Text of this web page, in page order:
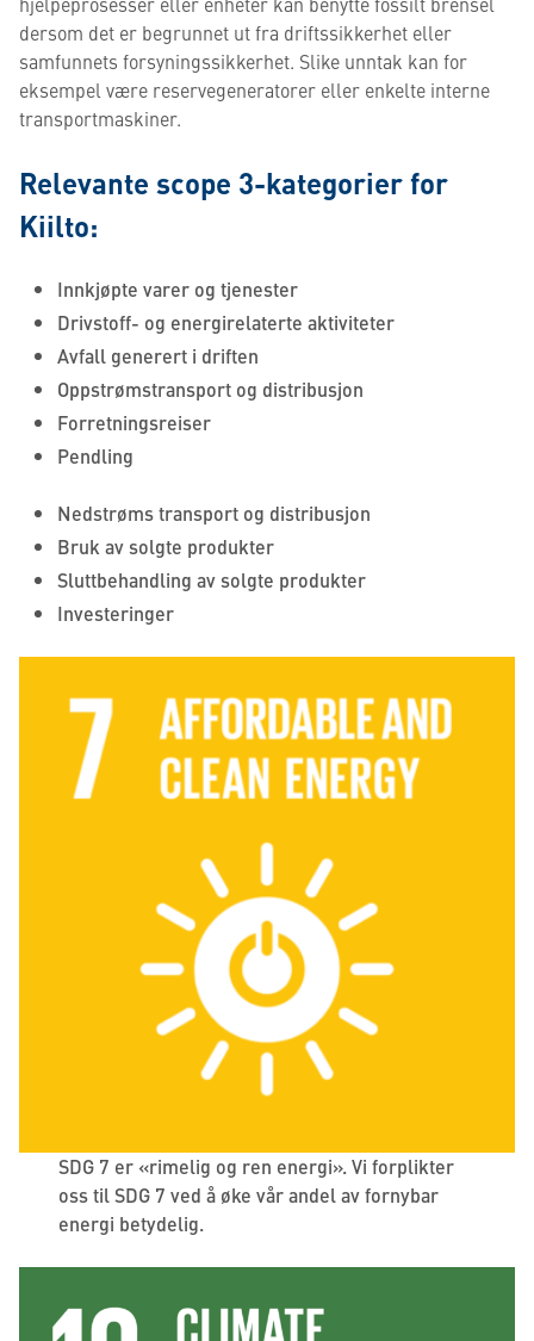
dersom det er begrunnet ut fra driftssikkerhet eller
samfunnets forsyningssikkerhet. Slike unntak kan for
eksempel være reservegeneratorer eller enkelte interne
transportmaskiner.
Relevante scope 3-kategorier for
Kiilto:
Innkjøpte varer og tjenester
Drivstoff- og energirelaterte aktiviteter
Avfall generert i driften
Oppstrømstransport og distribusjon
Forretningsreiser
Pendling
Nedstrøms transport og distribusjon
Bruk av solgte produkter
Sluttbehandling av solgte produkter
Investeringer
SDG 7 er «rimelig og ren energi». Vi forplikter
oss til SDG 7 ved å øke vår andel av fornybar
energi betydelig.